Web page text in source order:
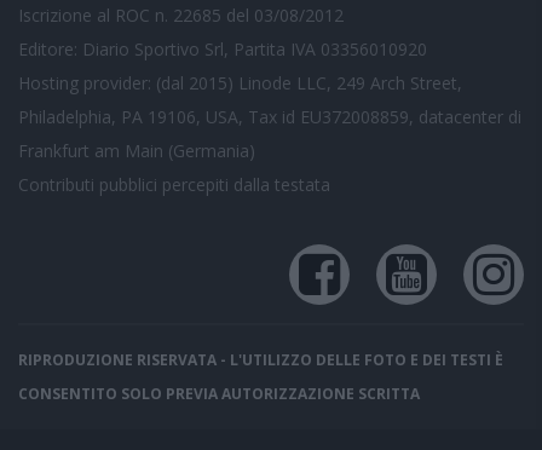
Iscrizione al ROC n. 22685 del 03/08/2012
Editore: Diario Sportivo Srl, Partita IVA 03356010920
Hosting provider: (dal 2015) Linode LLC, 249 Arch Street,
Philadelphia, PA 19106, USA, Tax id EU372008859, datacenter di
Frankfurt am Main (Germania)
Contributi pubblici percepiti dalla testata
RIPRODUZIONE RISERVATA - L'UTILIZZO DELLE FOTO E DEI TESTI È
CONSENTITO SOLO PREVIA AUTORIZZAZIONE SCRITTA